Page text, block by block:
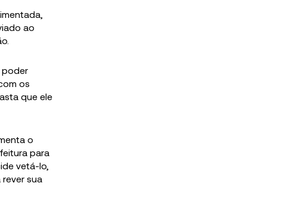
ao
poder
os
que ele
o
para
vetá-lo,
sua